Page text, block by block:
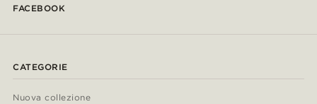
FACEBOOK
CATEGORIE
Nuova collezione